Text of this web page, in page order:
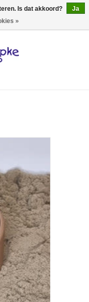
0 Artikelen - €0,00
Is dat akkoord?
Ja
»